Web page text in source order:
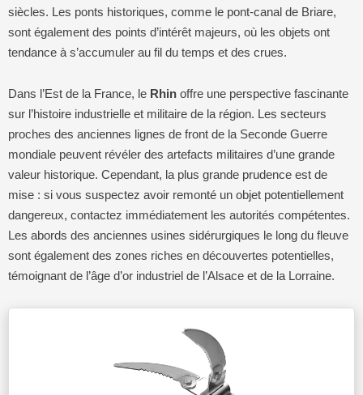
siècles. Les ponts historiques, comme le pont-canal de Briare,
sont également des points d’intérêt majeurs, où les objets ont
tendance à s’accumuler au fil du temps et des crues.
Dans l’Est de la France, le Rhin offre une perspective fascinante
sur l’histoire industrielle et militaire de la région. Les secteurs
proches des anciennes lignes de front de la Seconde Guerre
mondiale peuvent révéler des artefacts militaires d’une grande
valeur historique. Cependant, la plus grande prudence est de
mise : si vous suspectez avoir remonté un objet potentiellement
dangereux, contactez immédiatement les autorités compétentes.
Les abords des anciennes usines sidérurgiques le long du fleuve
sont également des zones riches en découvertes potentielles,
témoignant de l’âge d’or industriel de l’Alsace et de la Lorraine.